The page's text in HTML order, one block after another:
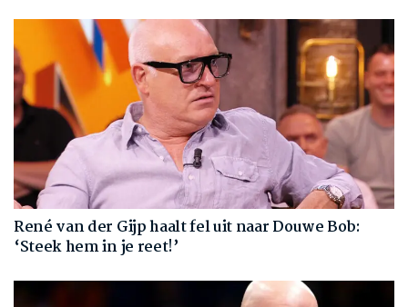
René van der Gijp haalt fel uit naar Douwe Bob:
‘Steek hem in je reet!’